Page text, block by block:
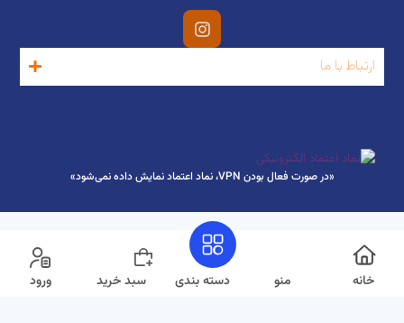
ارتباط با ما
«در صورت فعال بودن VPN، نماد اعتماد نمایش داده نمی‌شود»
خانه دسته بندی سبد خرید ورود